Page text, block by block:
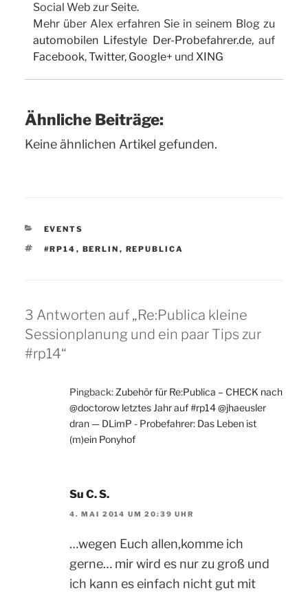
Social Web zur Seite.
Mehr über Alex erfahren Sie in seinem Blog zu
automobilen Lifestyle Der-Probefahrer.de, auf
Facebook,Twitter, Google+ und XING
Ähnliche Beiträge:
Keine ähnlichen Artikel gefunden.
KATEGORIEN
EVENTS
SCHLAGWÖRTER
#RP14 , BERLIN , REPUBLICA
3 Antworten auf „Re:Publica kleine
Sessionplanung und ein paar Tips zur
#rp14“
Pingback: Zubehör für Re:Publica – CHECK nach
@doctorow letztes Jahr auf #rp14 @jhaeusler
dran — DLimP - Probefahrer: Das Leben ist
(m)ein Ponyhof
Su C. S.
4. MAI 2014 UM 20:39 UHR
…wegen Euch allen,komme ich
gerne… mir wird es nur zu groß und
ich kann es einfach nicht gut mit